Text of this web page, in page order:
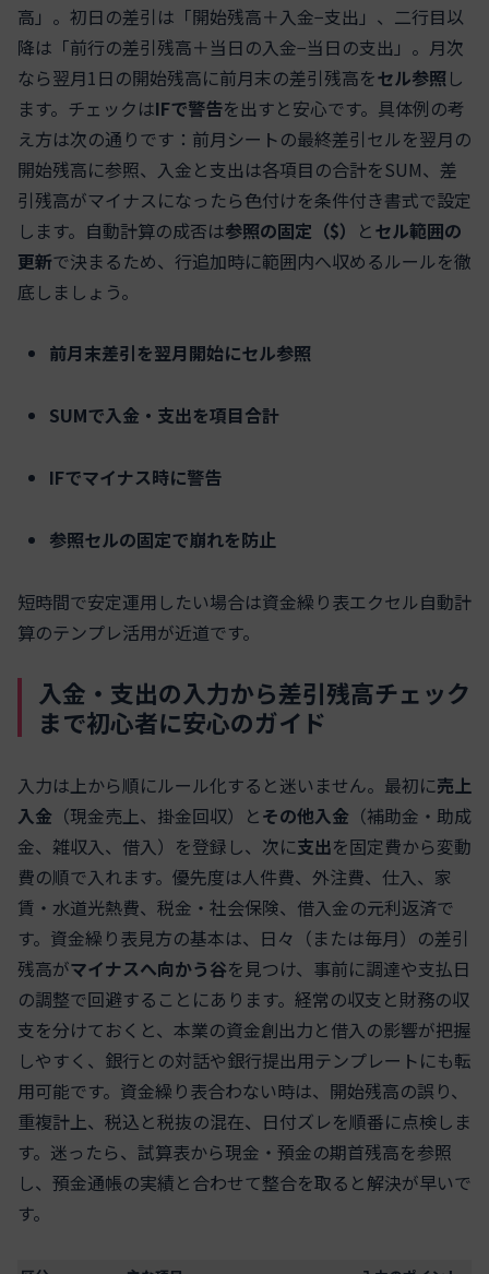
高」。初日の差引は「開始残高＋入金−支出」、二行目以
降は「前行の差引残高＋当日の入金−当日の支出」。月次
なら翌月1日の開始残高に前月末の差引残高をセル参照し
ます。チェックはIFで警告を出すと安心です。具体例の考
え方は次の通りです：前月シートの最終差引セルを翌月の
開始残高に参照、入金と支出は各項目の合計をSUM、差
引残高がマイナスになったら色付けを条件付き書式で設定
します。自動計算の成否は参照の固定（$） とセル範囲の
更新で決まるため、行追加時に範囲内へ収めるルールを徹
底しましょう。
前月末差引を翌月開始にセル参照
SUMで入金・支出を項目合計
IFでマイナス時に警告
参照セルの固定で崩れを防止
短時間で安定運用したい場合は資金繰り表エクセル自動計
算のテンプレ活用が近道です。
入金・支出の入力から差引残高チェック
まで初心者に安心のガイド
入力は上から順にルール化すると迷いません。最初に売上
入金 （現金売上、掛金回収）とその他入金 （補助金・助成
金、雑収入、借入）を登録し、次に支出を固定費から変動
費の順で入れます。優先度は人件費、外注費、仕入、家
賃・水道光熱費、税金・社会保険、借入金の元利返済で
す。資金繰り表見方の基本は、日々（または毎月）の差引
残高がマイナスへ向かう谷を見つけ、事前に調達や支払日
の調整で回避することにあります。経常の収支と財務の収
支を分けておくと、本業の資金創出力と借入の影響が把握
しやすく、銀行との対話や銀行提出用テンプレートにも転
用可能です。資金繰り表合わない時は、開始残高の誤り、
重複計上、税込と税抜の混在、日付ズレを順番に点検しま
す。迷ったら、試算表から現金・預金の期首残高を参照
し、預金通帳の実績と合わせて整合を取ると解決が早いで
す。